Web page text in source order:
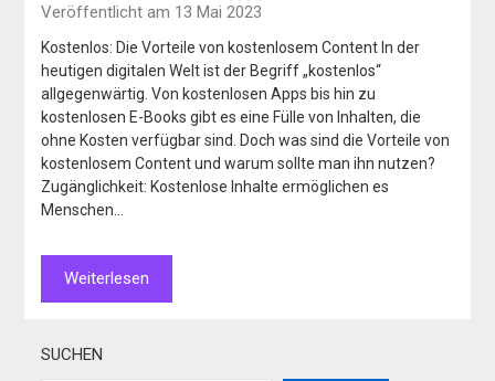
Veröffentlicht am 13 Mai 2023
Kostenlos: Die Vorteile von kostenlosem Content In der
heutigen digitalen Welt ist der Begriff „kostenlos“
allgegenwärtig. Von kostenlosen Apps bis hin zu
kostenlosen E-Books gibt es eine Fülle von Inhalten, die
ohne Kosten verfügbar sind. Doch was sind die Vorteile von
kostenlosem Content und warum sollte man ihn nutzen?
Zugänglichkeit: Kostenlose Inhalte ermöglichen es
Menschen…
Weiterlesen
SUCHEN